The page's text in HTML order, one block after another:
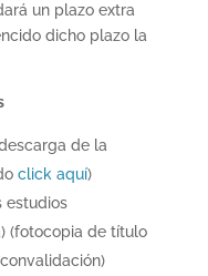
un plazo extra
dicho plazo la
de la
click aquí)
estudios
(fotocopia de título